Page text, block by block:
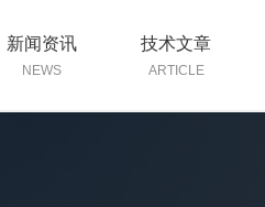
新闻资讯
NEWS
技术文章
ARTICLE